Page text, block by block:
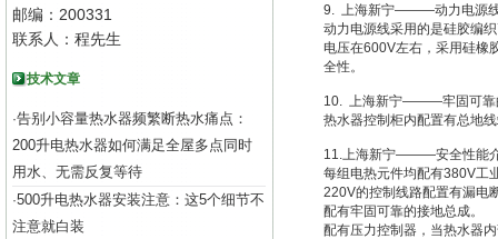
邮编：200331
联系人：程先生
技术文章
·告别小容量热水器频繁断热水痛点：
200升电热水器如何满足全屋多点同时
用水、无需反复等待
·500升电热水器安装注意：这5个细节不
注意就白装
9. 上海新宁———动力电源
动力电源线采用的是硅胶编
电压在600V左右，采用硅橡
全性。
10. 上海新宁———牢固可靠
热水器控制柜内配置有总地
11.上海新宁———安全性能
每组电热元件均配有380V工
220V的控制线路配置有漏电
配有牢固可靠的接地总成。
配有压力控制器，当热水器